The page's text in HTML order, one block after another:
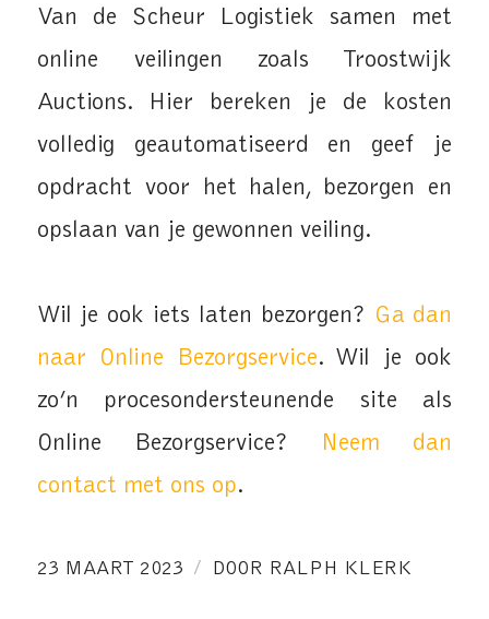
Van de Scheur Logistiek samen met
online veilingen zoals Troostwijk
Auctions. Hier bereken je de kosten
volledig geautomatiseerd en geef je
opdracht voor het halen, bezorgen en
opslaan van je gewonnen veiling.
Wil je ook iets laten bezorgen? Ga dan
naar Online Bezorgservice. Wil je ook
zo’n procesondersteunende site als
Online Bezorgservice?
Neem dan
contact met ons op.
23 MAART 2023 / DOOR RALPH KLERK